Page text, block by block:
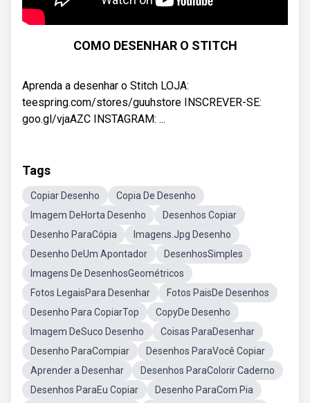
COMO DESENHAR O STITCH
Aprenda a desenhar o Stitch LOJA:
teespring.com/stores/guuhstore INSCREVER-SE:
goo.gl/vjaAZC INSTAGRAM: ...
Tags
Copiar Desenho
Copia De Desenho
Imagem DeHorta Desenho
Desenhos Copiar
Desenho ParaCópia
Imagens.Jpg Desenho
Desenho DeUm Apontador
DesenhosSimples
Imagens De DesenhosGeométricos
Fotos LegaisPara Desenhar
Fotos PaisDe Desenhos
Desenho Para CopiarTop
CopyDe Desenho
Imagem DeSuco Desenho
Coisas ParaDesenhar
Desenho ParaCompiar
Desenhos ParaVocê Copiar
Aprender a Desenhar
Desenhos ParaColorir Caderno
Desenhos ParaEu Copiar
Desenho ParaCom Pia